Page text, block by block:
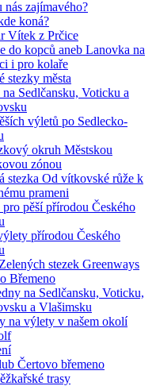
nás zajímavého?
koná?
Vítek z Prčice
do kopců aneb Lanovka na
i pro kolaře
stezky města
na Sedlčansku, Voticku a
výletů po Sedlecko-
okruh Městskou
zónou
stezka Od vítkovské růže k
prameni
pěší přírodou Českého
přírodou Českého
stezek Greenways
Břemeno
na Sedlčansku, Voticku,
a Vlašimsku
na výlety v našem okolí
Čertovo břemeno
trasy